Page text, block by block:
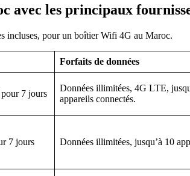
avec les principaux
incluses, pour un boîtier Wifi 4G au Maroc.
Forfaits de données
7 jours
Données illimitées, 4G LTE,
appareils connectés.
7 jours Données illimitées, jusqu’à 10